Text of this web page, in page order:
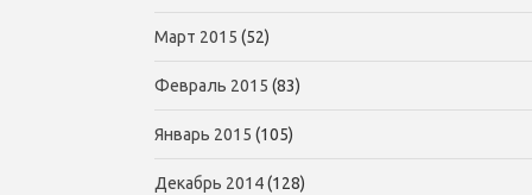
Март 2015 (52)
Февраль 2015 (83)
Январь 2015 (105)
Декабрь 2014(128)